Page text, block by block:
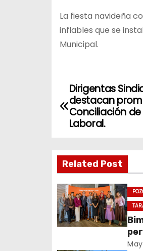
La fiesta navideña
inflables que se
Municipal.
N
a
e
g
a
c
Dirigentas
destacan
Conciliación de
Laboral.
Related Post